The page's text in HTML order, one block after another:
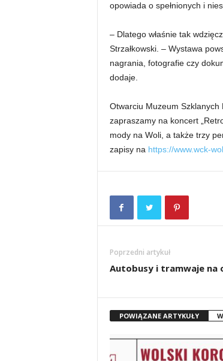
opowiada o spełnionych i
– Dlatego właśnie tak
Strzałkowski. – Wystawa
nagrania, fotografie czy
dodaje.
Otwarciu Muzeum
zapraszamy na koncert
mody na Woli, a także trzy
zapisy na https://www.wck-
Poprzedni artykuł
Autobusy i tramwaje na
POWIĄZANE ARTYKUŁY